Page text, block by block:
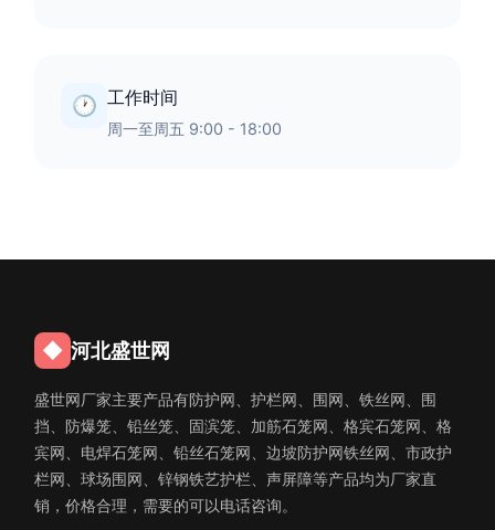
🕐 工作时间
周一至周五 9:00 - 18:00
◆ 河北盛世网
盛世网厂家主要产品有防护网、护栏网、围网、铁丝网、围
挡、防爆笼、铅丝笼、固滨笼、加筋石笼网、格宾石笼网、格
宾网、电焊石笼网、铅丝石笼网、边坡防护网铁丝网、市政护
栏网、球场围网、锌钢铁艺护栏、声屏障等产品均为厂家直
销，价格合理，需要的可以电话咨询。